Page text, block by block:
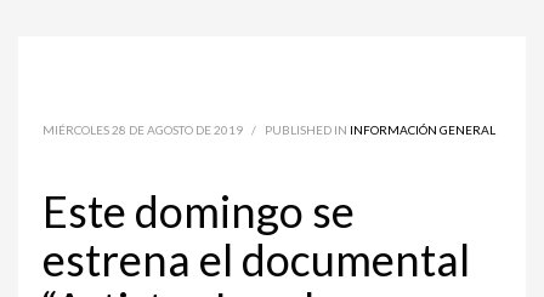
MIÉRCOLES 28 DE AGOSTO DE 2019 / PUBLISHED IN INFORMACIÓN GENERAL
Este domingo se
estrena el documental